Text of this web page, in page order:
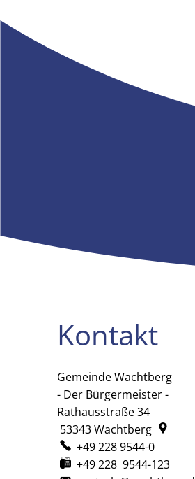
Kontakt
Gemeinde Wachtberg
- Der Bürgermeister -
Rathausstraße 34
53343Wachtberg
+49 228 9544-0
+49 228 9544-123